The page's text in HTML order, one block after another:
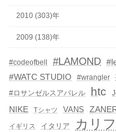
2010 (303)年
2009 (138)年
#codeofbell #LAMOND
#WATC STUDIO #wrangler
#ロサンゼルスアパレル
htc
NIKE
Tシャツ VANS
イギリス イタリア カリ